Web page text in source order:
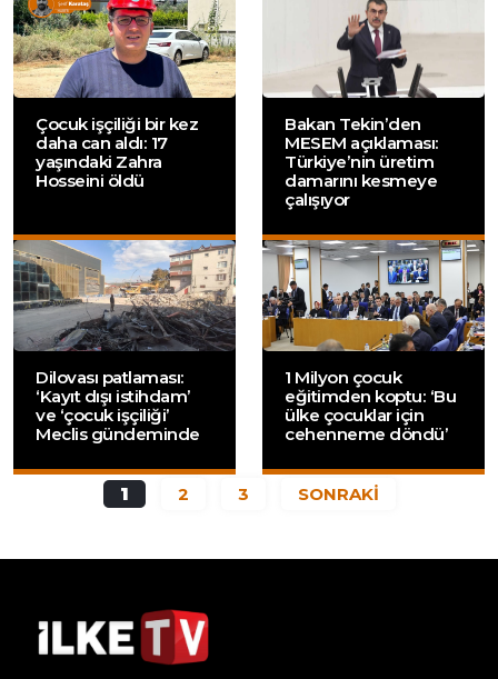
Çocuk işçiliği bir kez
daha can aldı: 17
yaşındaki Zahra
Hosseini öldü
Bakan Tekin’den
MESEM açıklaması:
Türkiye’nin üretim
damarını kesmeye
çalışıyor
Dilovası patlaması:
‘Kayıt dışı istihdam’
ve ‘çocuk işçiliği’
Meclis gündeminde
1 Milyon çocuk
eğitimden koptu: ‘Bu
ülke çocuklar için
cehenneme döndü’
1 2 3 SONRAKİ